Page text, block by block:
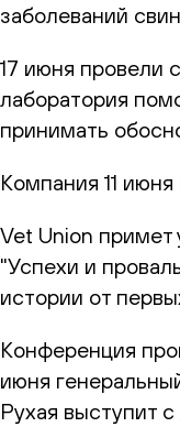
заболеваний
17 июня провели
лаборатория
принимать
Компания 11
Vet Union примет
"Успехи и
истории от
Конференция
июня
Рухая выступит